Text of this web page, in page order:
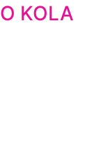
KOLA